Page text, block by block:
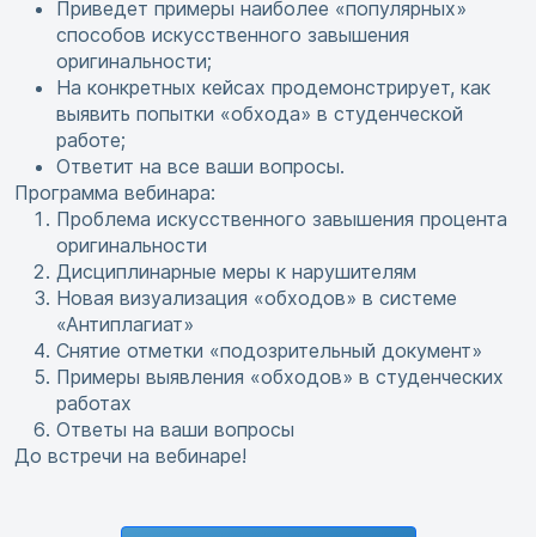
Приведет примеры наиболее «популярных»
способов искусственного завышения
оригинальности;
На конкретных кейсах продемонстрирует, как
выявить попытки «обхода» в студенческой
работе;
Ответит на все ваши вопросы.
Программа вебинара:
Проблема искусственного завышения процента
оригинальности
Дисциплинарные меры к нарушителям
Новая визуализация «обходов» в системе
«Антиплагиат»
Снятие отметки «подозрительный документ»
Примеры выявления «обходов» в студенческих
работах
Ответы на ваши вопросы
До встречи на вебинаре!